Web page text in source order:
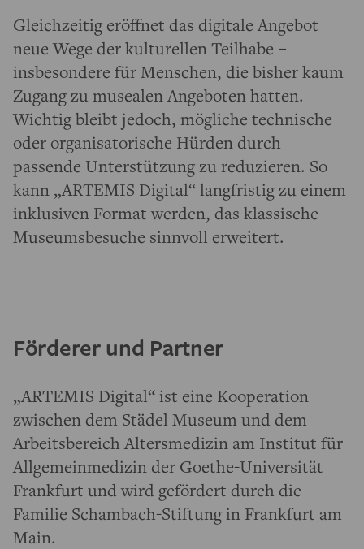
Gleichzeitig eröffnet das digitale Angebot
neue Wege der kulturellen Teilhabe –
insbesondere für Menschen, die bisher kaum
Zugang zu musealen Angeboten hatten.
Wichtig bleibt jedoch, mögliche technische
oder organisatorische Hürden durch
passende Unterstützung zu reduzieren. So
kann „ARTEMIS Digital“ langfristig zu einem
inklusiven Format werden, das klassische
Museumsbesuche sinnvoll erweitert.
Förderer und Partner
„ARTEMIS Digital“ ist eine Kooperation
zwischen dem Städel Museum und dem
Arbeitsbereich Altersmedizin am Institut für
Allgemeinmedizin der Goethe-Universität
Frankfurt und wird gefördert durch die
Familie Schambach-Stiftung in Frankfurt am
Main.